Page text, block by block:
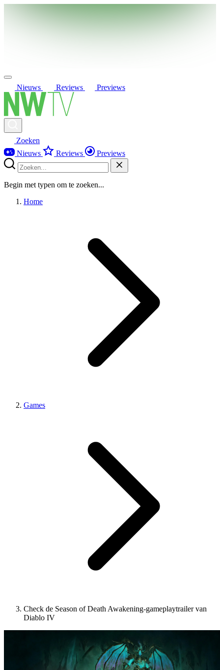
Nieuws Reviews Previews
Zoeken
Nieuws
Reviews Previews
Begin met typen om te zoeken...
Home
Games
Check de Season of Death Awakening-gameplaytrailer van
Diablo IV